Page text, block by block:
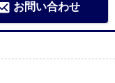
お問い合わせ